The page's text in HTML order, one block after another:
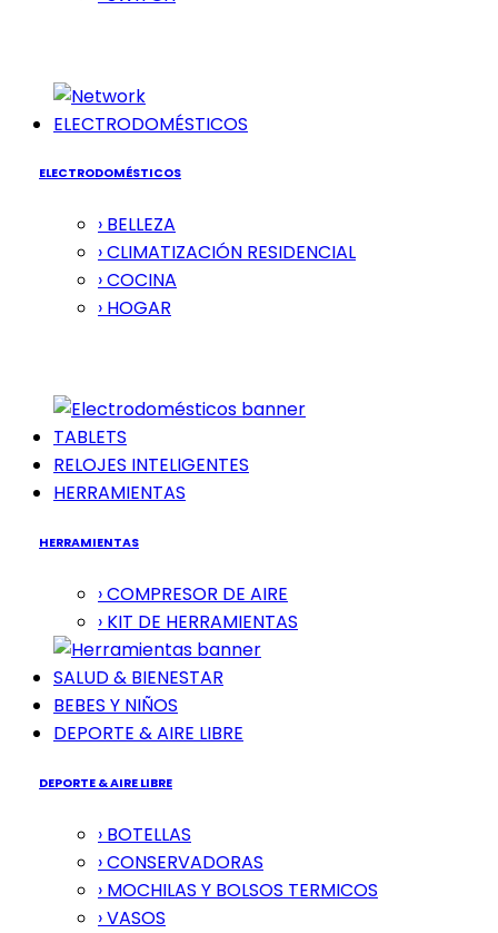
ELECTRODOMÉSTICOS
ELECTRODOMÉSTICOS
› BELLEZA
› CLIMATIZACIÓN RESIDENCIAL
› COCINA
› HOGAR
TABLETS
RELOJES INTELIGENTES
HERRAMIENTAS
HERRAMIENTAS
› COMPRESOR DE AIRE
› KIT DE HERRAMIENTAS
SALUD & BIENESTAR
BEBES Y NIÑOS
DEPORTE & AIRE LIBRE
DEPORTE & AIRE LIBRE
› BOTELLAS
› CONSERVADORAS
› MOCHILAS Y BOLSOS TERMICOS
› VASOS